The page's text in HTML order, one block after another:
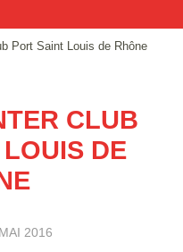
Port Saint Louis de Rhône
CLUB
DE
2016